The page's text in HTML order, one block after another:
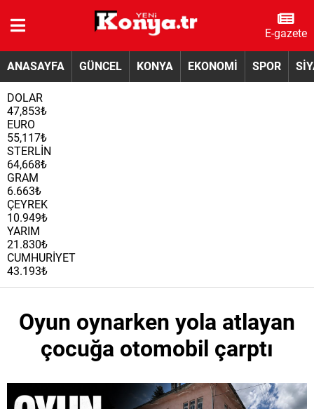
E-gazete
ANASAYFA GÜNCEL KONYA EKONOMİ SPOR
DOLAR
47,853₺
EURO
55,117₺
STERLİN
64,668₺
GRAM
6.663₺
ÇEYREK
10.949₺
YARIM
21.830₺
CUMHURİYET
43.193₺
Oyun oynarken yola atlayan
çocuğa otomobil çarptı